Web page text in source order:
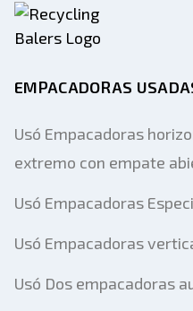
EMPACADORAS
Usó Empacadoras
extremo con empate
Usó Empacadoras
Usó Empacadoras
Usó Dos empacadoras